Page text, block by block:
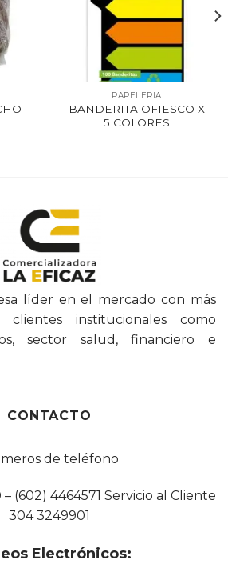
PAPELERIA
BANDERITA OFIESCO X
5 COLORES
líder en el mercado con más
institucionales como
sector salud, financiero e
CONTACTO
de teléfono
(602) 4464571 Servicio al Cliente
304 3249901
Electrónicos: